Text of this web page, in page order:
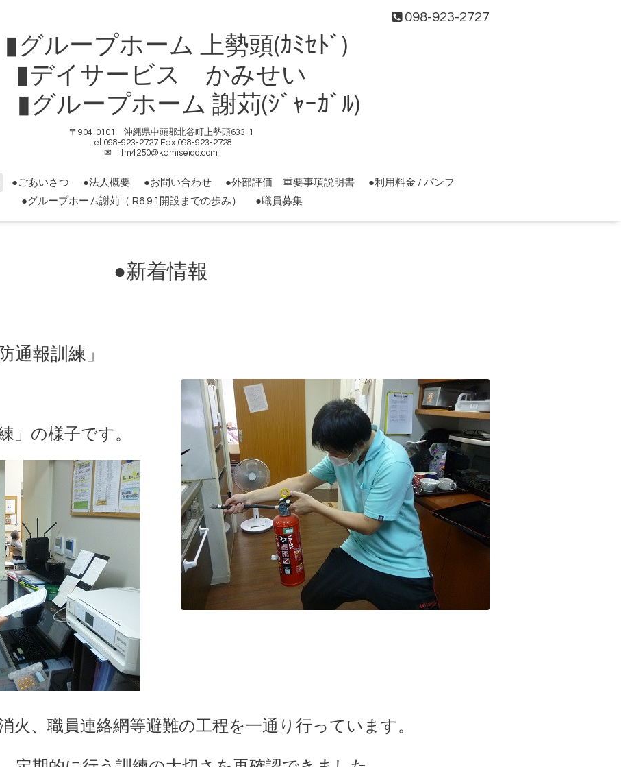
098-923-2727
ループホーム 上勢頭(ｶﾐｾﾄﾞ)
▮デイサービス かみせい
ループホーム 謝苅(ｼﾞｬｰｶﾞﾙ)
〒904-0101 沖縄県中頭郡北谷町上勢頭633-1
tel 098-923-2727 Fax 098-923-2728
✉ tm4250@kamiseido.com
●ごあいさつ ●法人概要 ●お問い合わせ ●外部評価 重要事項説明書
●利用料金 / パンフ
●グループホーム謝苅（ R6.9.1開設までの歩み）
●職員募集
●新着情報
報訓練」
」の様子です。
火、職員連絡網等避難の工程を一通り行っています。